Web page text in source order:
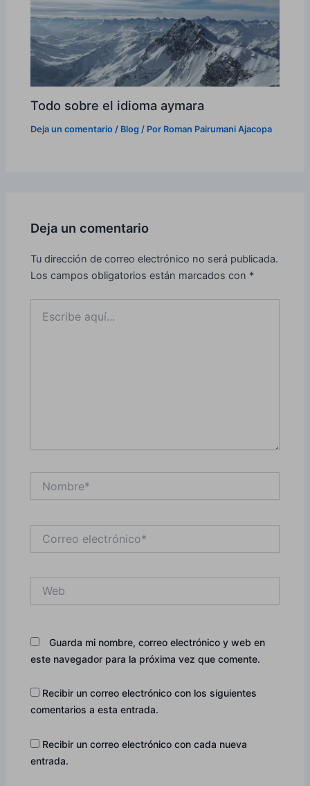
Todo sobre el idioma aymara
Deja un comentario / Blog / Por Roman Pairumani Ajacopa
Deja un comentario
Tu dirección de correo electrónico no será publicada.
Los campos obligatorios están marcados con *
aquí...
electrónico*
Guarda mi nombre, correo electrónico y web en
este navegador para la próxima vez que comente.
Recibir un correo electrónico con los siguientes
comentarios a esta entrada.
Recibir un correo electrónico con cada nueva
entrada.